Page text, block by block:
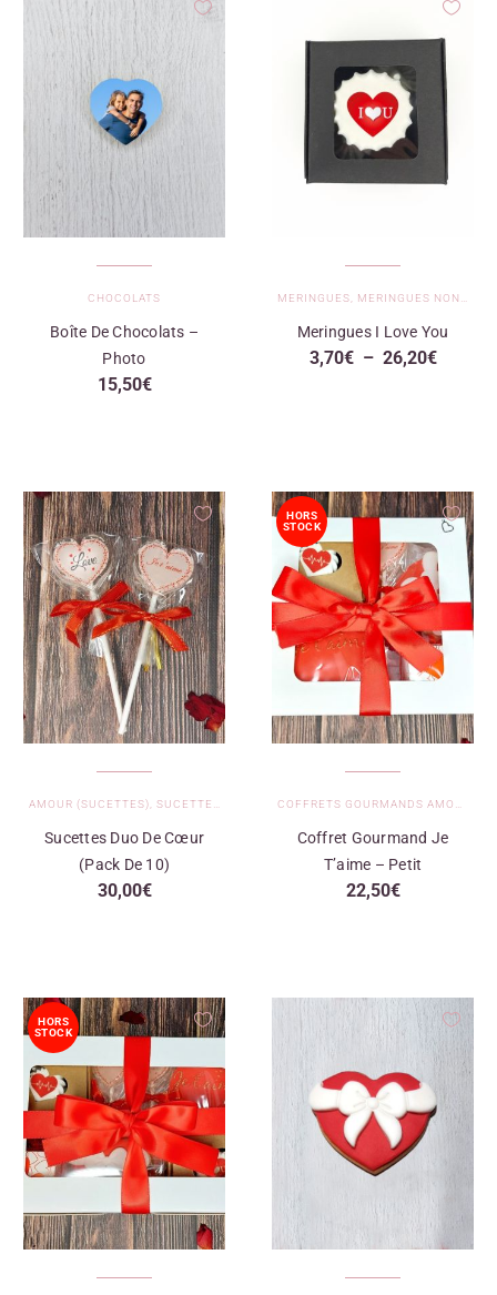
CHOCOLATS
Boîte De Chocolats –
Photo
15,50€
MERINGUES MERINGUES NON PERSONNALISÉES
Meringues I Love You
3,70€ – 26,20€
AMOUR (SUCETTES) SUCETTES SUCETTES PERSONNALISÉES
Sucettes Duo De Cœur
(pack De 10)
30,00€
HORS
STOCK
Coffret Gourmand Je
T’aime – Petit
22,50€
HORS
STOCK